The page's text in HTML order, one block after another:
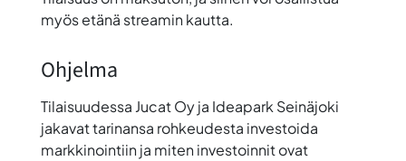
myös etänä streamin kautta.
Ohjelma
Tilaisuudessa Jucat Oy ja Ideapark Seinäjoki
jakavat tarinansa rohkeudesta investoida
markkinointiin ja miten investoinnit ovat